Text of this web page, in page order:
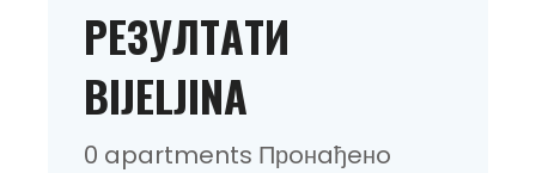
РEЗУЛТAТИ
BIJELJINA
0 apartments Прoнaђeнo